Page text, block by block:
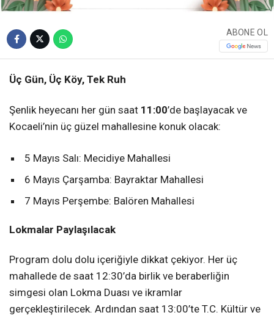
ABONE OL
Üç Gün, Üç Köy, Tek Ruh
Şenlik heyecanı her gün saat 11:00’de başlayacak ve
Kocaeli’nin üç güzel mahallesine konuk olacak:
5 Mayıs Salı: Mecidiye Mahallesi
6 Mayıs Çarşamba: Bayraktar Mahallesi
7 Mayıs Perşembe: Balören Mahallesi
Lokmalar Paylaşılacak
Program dolu dolu içeriğiyle dikkat çekiyor. Her üç
mahallede de saat 12:30’da birlik ve beraberliğin
simgesi olan Lokma Duası ve ikramlar
gerçekleştirilecek. Ardından saat 13:00’te T.C. Kültür ve